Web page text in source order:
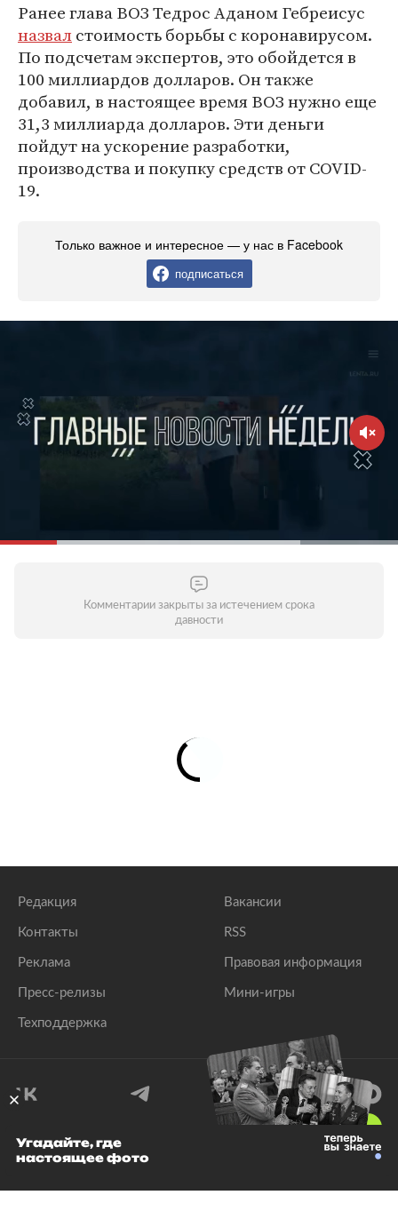
Ранее глава ВОЗ Тедрос Аданом Гебреисус
назвалстоимость борьбы с коронавирусом.
По подсчетам экспертов, это обойдется в
100 миллиардов долларов. Он также
добавил, в настоящее время ВОЗ нужно еще
31,3 миллиарда долларов. Эти деньги
пойдут на ускорение разработки,
производства и покупку средств от COVID-
19.
Только важное и интересное — у нас в Facebook
подписаться
Комментарии закрыты за истечением срока
давности
Редакция
Контакты
Реклама
Пресс-релизы
Техподдержка
Вакансии
RSS
Правовая информация
Мини-игры
© 1999–2026 Все права защищены.
Угадайте, где
настоящее фото